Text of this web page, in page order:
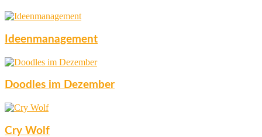
Ideenmanagement
Doodles im Dezember
Cry Wolf